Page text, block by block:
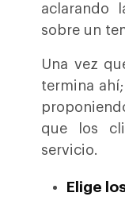
aclarando
sobre un
Una vez
termina ahí;
que los
servicio.
Elige